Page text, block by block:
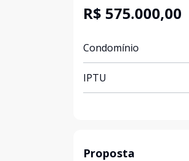
R$ 575.000,00
Condomínio
IPTU
Proposta